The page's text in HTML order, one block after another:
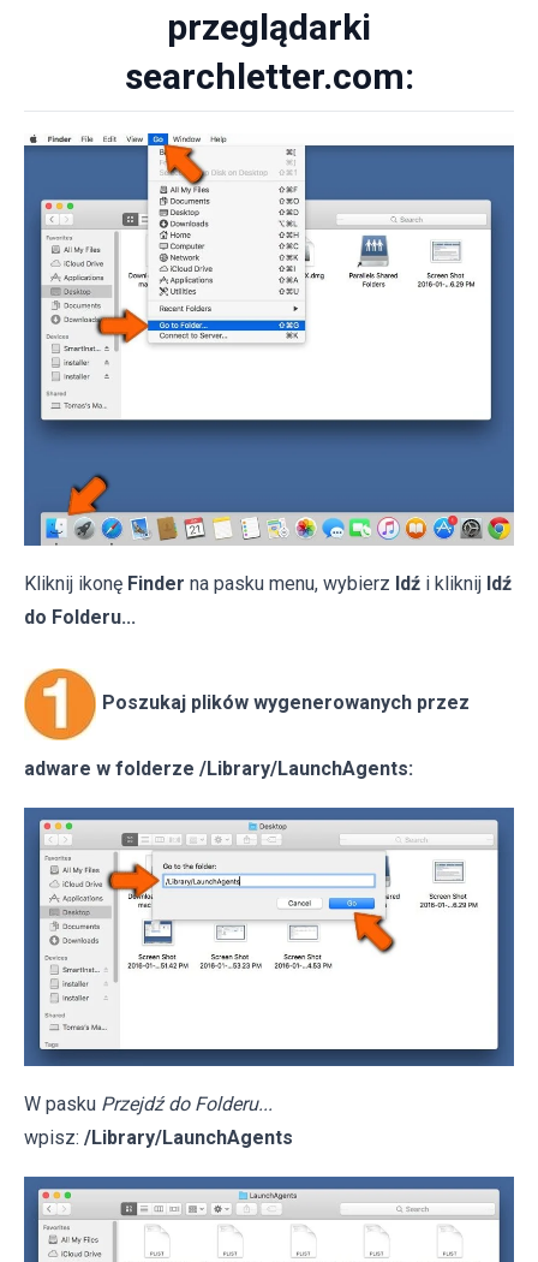
przeglądarki
searchletter.com:
Kliknij ikonę Finder na pasku menu, wybierz Idź i kliknij Idź
do Folderu...
Poszukaj plików wygenerowanych przez
adware w folderze /Library/LaunchAgents:
W pasku Przejdź do Folderu...
wpisz: /Library/LaunchAgents